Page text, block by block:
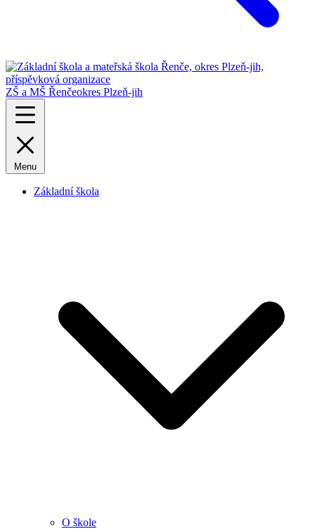
ZŠ a MŠ Řenčeokres Plzeň-jih
Menu
Základní škola
O škole